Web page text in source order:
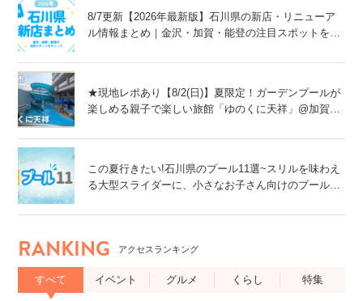
8/7更新【2026年最新版】石川県の新店・リニューア
ル情報まとめ｜金沢・加賀・能登の注目スポットをチ
★現地レポあり【8/2(日)】夏限定！ガーデンプールが
楽しめる親子で楽しい旅館「ゆのくに天祥」@加賀
この夏行きたい!石川県のプール11選~スリルを味わえ
る大型スライダーに、小さなお子さん向けのプール
RANKING アクセスランキング
すべて イベント グルメ くらし 特集